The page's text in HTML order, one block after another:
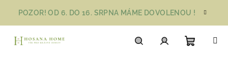
obsah
POZOR! OD 6. DO 16. SRPNA MÁME DOVOLENOU !